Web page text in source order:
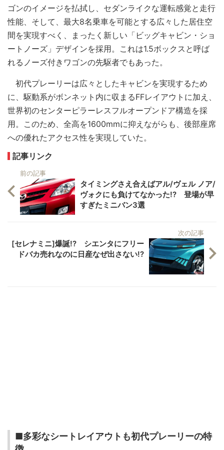
ゴンのイメージを払拭し、セダンライクな運転感覚と走行
性能、そして、最大8名乗車を可能とする広々した居住空
間を実現すべく、まったく新しい「ビッグキャビン・ショ
ートノーズ」デザインを採用。これは1.5ボックスと呼ば
れるノーズ付きワゴンの先駆者でもあった。
初代プレーリーは広々としたキャビンを実現するため
に、駆動系がボンネット内に収まるFFレイアウトに加え、
世界初のセンターピラーレスフルオープンドア構造を採
用。このため、全高を1600mmに抑えながらも、後部座席
への優れたアクセス性を実現していた。
記事リンク
前の記事
タイミングさえ合えばアル/ヴェル ノア/
ヴォクにも負けてなかった!? 登場が早
すぎたミニバン3選
次の記事
[セレナミニ]爆誕!? シエンタにフリー
ドバカ売れなのに日産なぜ出さない!?
■多彩なシートレイアウトも初代プレーリーの特